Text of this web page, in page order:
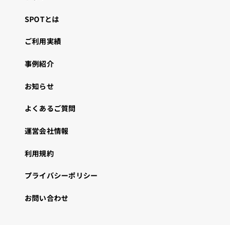
SPOTとは
ご利用実績
事例紹介
お知らせ
よくあるご質問
運営会社情報
利用規約
プライバシーポリシー
お問い合わせ